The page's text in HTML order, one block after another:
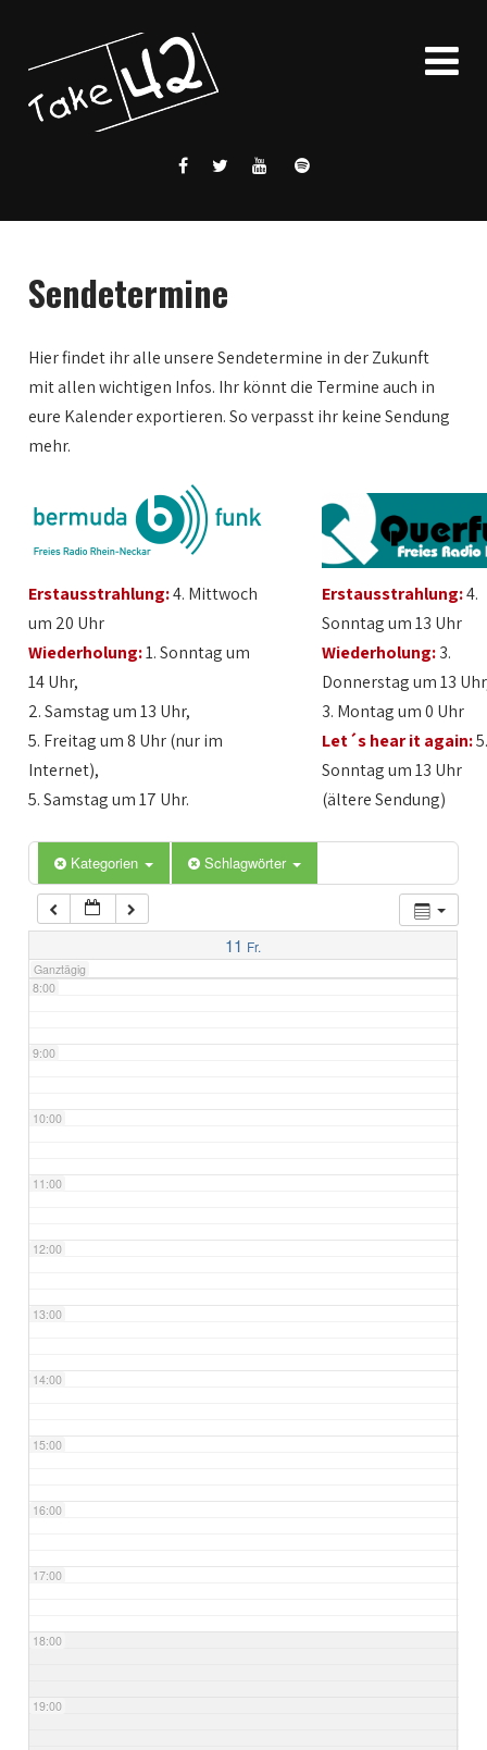
Sendetermine
Hier findet ihr alle unsere Sendetermine in der Zukunft
mit allen wichtigen Infos. Ihr könnt die Termine auch in
eure Kalender exportieren. So verpasst ihr keine Sendung
mehr.
Erstausstrahlung:4. Mittwoch
um 20 Uhr
Wiederholung:1. Sonntag um
14 Uhr,
2. Samstag um 13 Uhr,
5. Freitag um 8 Uhr (nur im
Internet),
5. Samstag um 17 Uhr.
Erstausstrahlung:4.
Sonntag um 13 Uhr
Wiederholung:3.
Donnerstag um 13
3. Montag um 0 Uhr
Let´s hear it again:
Sonntag um 13 Uhr
(ältere Sendung)
Kategorien Schlagwörter
11 Fr.
Ganztägig
1:00
2:00
3:00
5:00
6:00
7:00
8:00
9:00
10:00
11:00
12:00
13:00
14:00
15:00
16:00
17:00
18:00
19:00